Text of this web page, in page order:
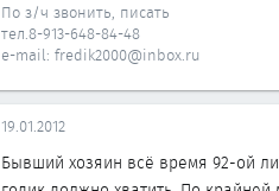
По з/ч звонить, писать
тел.8-913-648-84-48
e-mail: fredik2000@inbox.ru
19.01.2012
Бывший хозяин всё время 92-ой